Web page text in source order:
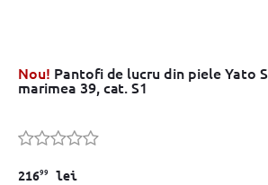
Nou! Pantofi de lucru din piele Yato
marimea 39, cat. S1
21699 lei